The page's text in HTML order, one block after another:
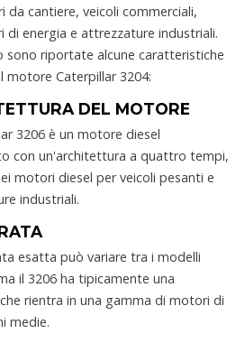
da cantiere, veicoli commerciali,
di energia e attrezzature industriali.
sono riportate alcune caratteristiche
motore Caterpillar 3204:
DEL MOTORE
3206 è un motore diesel
con un'architettura a quattro tempi,
motori diesel per veicoli pesanti e
industriali.
esatta può variare tra i modelli
il 3206 ha tipicamente una
rientra in una gamma di motori di
medie.